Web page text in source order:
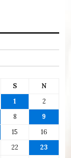
S
N
1
2
8
9
15
16
22
23